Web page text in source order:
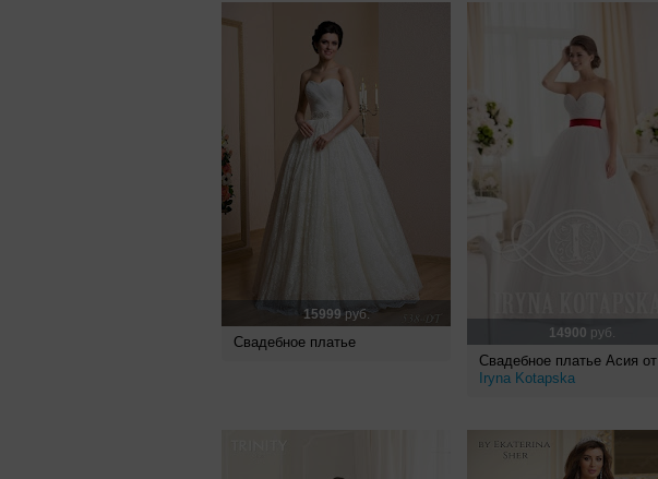
15999руб.
Свадебное платье
14900 руб.
Свадебное платье Асия от
Iryna Kotapska